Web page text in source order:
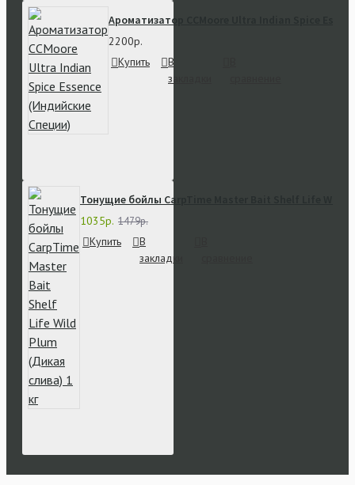
Ароматизатор CCMoore Ultra Indian Spice
2200р.
Купить
В
закладки
Тонущие бойлы CarpTime Master Bait Shelf Life Wild
1035р. 1479р.
Купить
В
закладки